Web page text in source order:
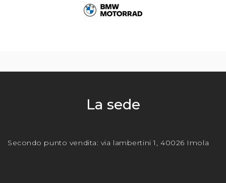
La sede
Secondo punto vendita: via lambertini 1, 40026 Imola